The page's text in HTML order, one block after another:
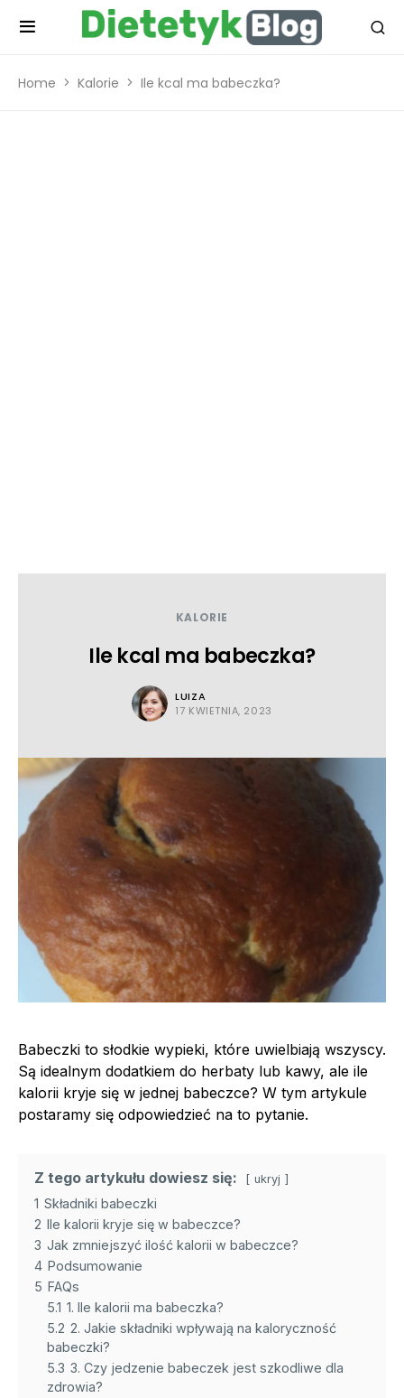
Home Kalorie Ile kcal ma babeczka?
KALORIE
Ile kcal ma babeczka?
LUIZA
17 KWIETNIA, 2023
Babeczki to słodkie wypieki, które uwielbiają wszyscy.
Są idealnym dodatkiem do herbaty lub kawy, ale ile
kalorii kryje się w jednej babeczce? W tym artykule
postaramy się odpowiedzieć na to pytanie.
Z tego artykułu dowiesz się: ukryj
1 Składniki babeczki
2 Ile kalorii kryje się w babeczce?
3 Jak zmniejszyć ilość kalorii w babeczce?
4 Podsumowanie
5 FAQs
5.1 1. Ile kalorii ma babeczka?
5.2 2. Jakie składniki wpływają na kaloryczność
babeczki?
5.3 3. Czy jedzenie babeczek jest szkodliwe dla
zdrowia?